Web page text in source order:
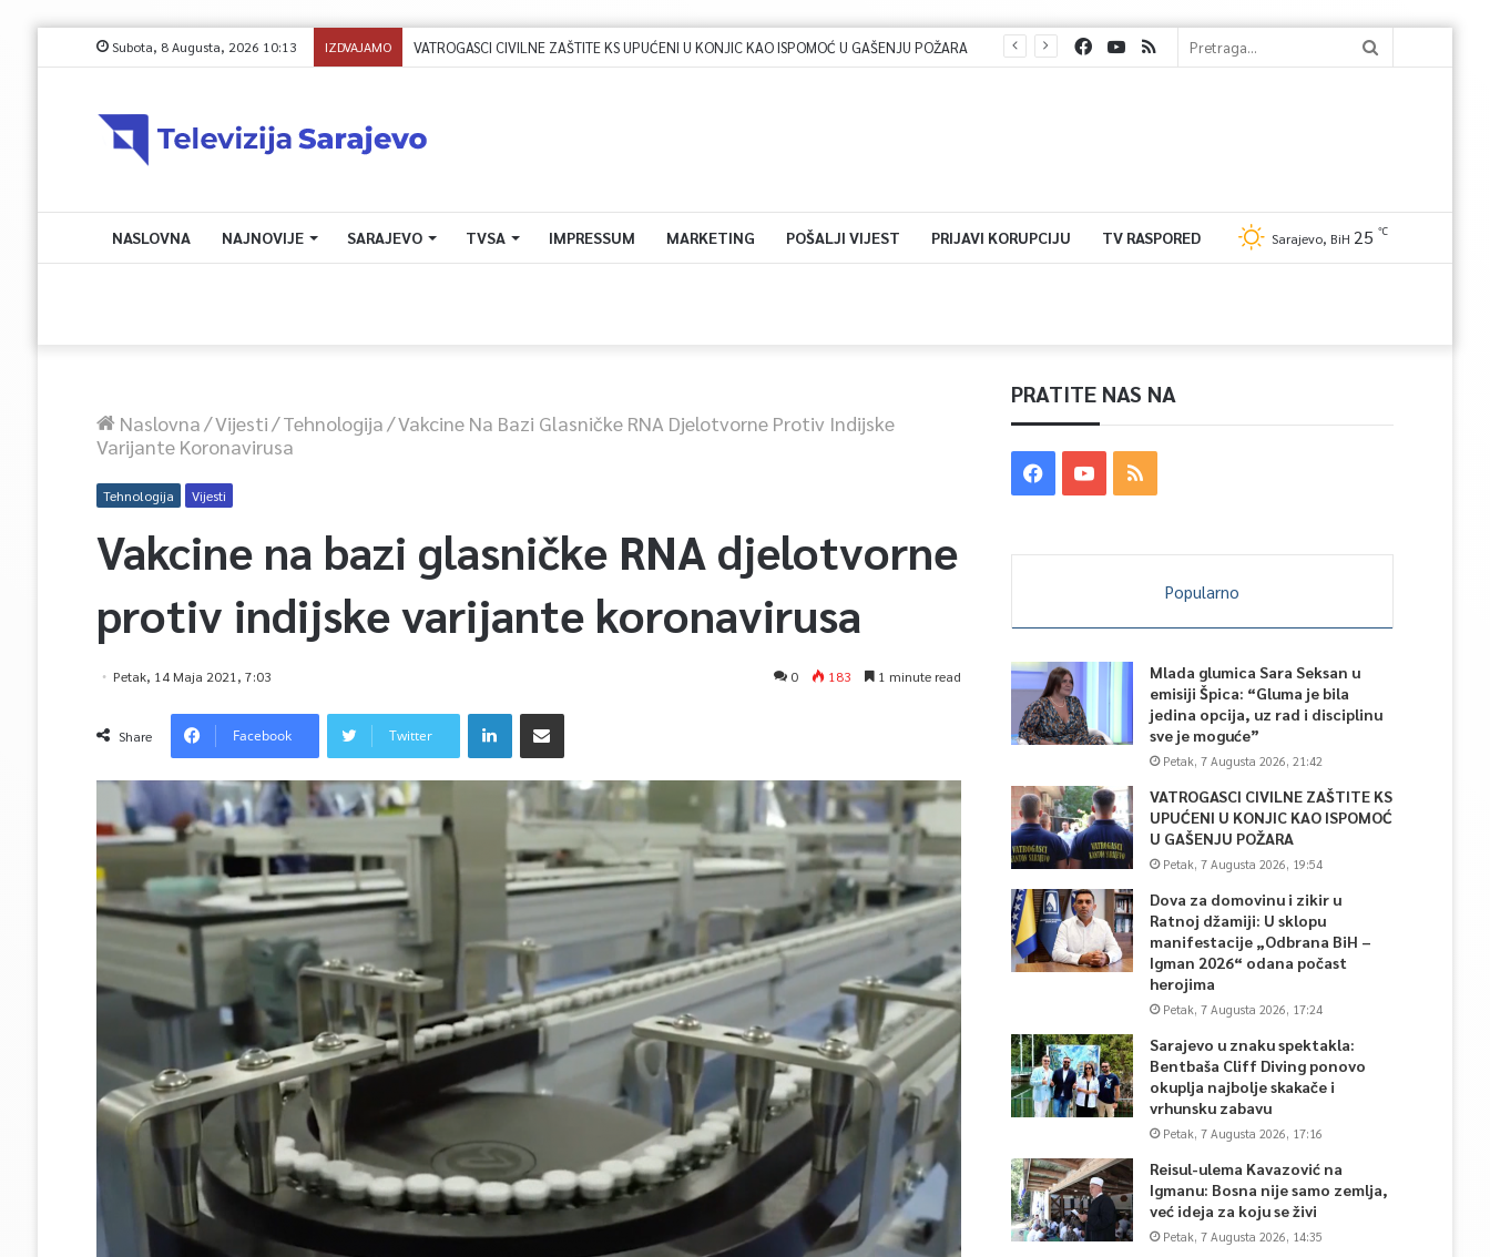
Subota, 8 Augusta, 2026 10:13 IZDVAJAMO
NASLOVNA NAJNOVIJE SARAJEVO TVSA IMPRESSUM MARKETING POŠALJI VIJEST PRIJAVI KORUPCIJU TV RASPORED Sarajevo, BiH 25 ℃
Naslovna/Vijesti/Tehnologija/Vakcine Na Bazi Glasničke RNA Djelotvorne Protiv Indijske
Varijante Koronavirusa
Tehnologija Vijesti
Vakcine na bazi glasničke RNA djelotvorne
protiv indijske varijante koronavirusa
Petak, 14 Maja 2021, 7:03 0 183 1 minute read
Share Facebook Twitter
PRATITE NAS NA
Popularno
Mlada glumica Sara Seksan u
emisiji Špica: “Gluma je bila
jedina opcija, uz rad i disciplinu
sve je moguće”
Petak, 7 Augusta 2026, 21:42
VATROGASCI CIVILNE ZAŠTITE KS
UPUĆENI U KONJIC KAO ISPOMOĆ
U GAŠENJU POŽARA
Petak, 7 Augusta 2026, 19:54
Dova za domovinu i zikir u
Ratnoj džamiji: U sklopu
manifestacije „Odbrana BiH –
Igman 2026“ odana počast
herojima
Petak, 7 Augusta 2026, 17:24
Sarajevo u znaku spektakla:
Bentbaša Cliff Diving ponovo
okuplja najbolje skakače i
vrhunsku zabavu
Petak, 7 Augusta 2026, 17:16
Reisul-ulema Kavazović na
Igmanu: Bosna nije samo zemlja,
već ideja za koju se živi
Petak, 7 Augusta 2026, 14:35